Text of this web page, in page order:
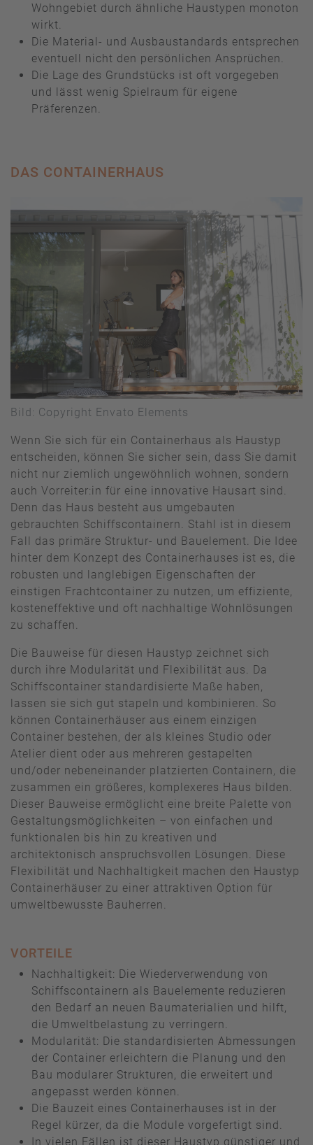
Wohngebiet durch ähnliche Haustypen monoton
wirkt.
Die Material- und Ausbaustandards entsprechen
eventuell nicht den persönlichen Ansprüchen.
Die Lage des Grundstücks ist oft vorgegeben
und lässt wenig Spielraum für eigene
Präferenzen.
DAS CONTAINERHAUS
Bild: Copyright Envato Elements
Wenn Sie sich für ein Containerhaus als Haustyp
entscheiden, können Sie sicher sein, dass Sie damit
nicht nur ziemlich ungewöhnlich wohnen, sondern
auch Vorreiter:in für eine innovative Hausart sind.
Denn das Haus besteht aus umgebauten
gebrauchten Schiffscontainern. Stahl ist in diesem
Fall das primäre Struktur- und Bauelement. Die Idee
hinter dem Konzept des Containerhauses ist es, die
robusten und langlebigen Eigenschaften der
einstigen Frachtcontainer zu nutzen, um effiziente,
kosteneffektive und oft nachhaltige Wohnlösungen
zu schaffen.
Die Bauweise für diesen Haustyp zeichnet sich
durch ihre Modularität und Flexibilität aus. Da
Schiffscontainer standardisierte Maße haben,
lassen sie sich gut stapeln und kombinieren. So
können Containerhäuser aus einem einzigen
Container bestehen, der als kleines Studio oder
Atelier dient oder aus mehreren gestapelten
und/oder nebeneinander platzierten Containern, die
zusammen ein größeres, komplexeres Haus bilden.
Dieser Bauweise ermöglicht eine breite Palette von
Gestaltungsmöglichkeiten – von einfachen und
funktionalen bis hin zu kreativen und
architektonisch anspruchsvollen Lösungen. Diese
Flexibilität und Nachhaltigkeit machen den Haustyp
Containerhäuser zu einer attraktiven Option für
umweltbewusste Bauherren.
VORTEILE
Nachhaltigkeit: Die Wiederverwendung von
Schiffscontainern als Bauelemente reduzieren
den Bedarf an neuen Baumaterialien und hilft,
die Umweltbelastung zu verringern.
Modularität: Die standardisierten Abmessungen
der Container erleichtern die Planung und den
Bau modularer Strukturen, die erweitert und
angepasst werden können.
Die Bauzeit eines Containerhauses ist in der
Regel kürzer, da die Module vorgefertigt sind.
In vielen Fällen ist dieser Haustyp günstiger und